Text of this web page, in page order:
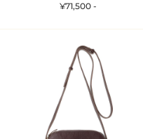
¥71,500 -